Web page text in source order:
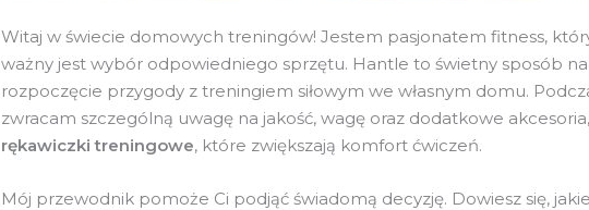
Witaj w świecie domowych treningów! Jestem pasjonatem fitness,
ważny jest wybór odpowiedniego sprzętu. Hantle to świetny sposób na
rozpoczęcie przygody z treningiem siłowym we własnym domu.
zwracam szczególną uwagę na jakość, wagę oraz dodatkowe
rękawiczki treningowe, które zwiększają komfort ćwiczeń.
Mój przewodnik pomoże Ci podjąć świadomą decyzję. Dowiesz się,